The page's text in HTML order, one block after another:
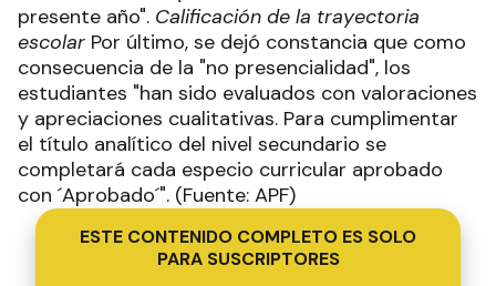
presente año". Calificación de la trayectoria
escolar Por último, se dejó constancia que como
consecuencia de la "no presencialidad", los
estudiantes "han sido evaluados con valoraciones
y apreciaciones cualitativas. Para cumplimentar
el título analítico del nivel secundario se
completará cada especio curricular aprobado
con ´Aprobado´". (Fuente: APF)
ESTE CONTENIDO COMPLETO ES SOLO
PARA SUSCRIPTORES